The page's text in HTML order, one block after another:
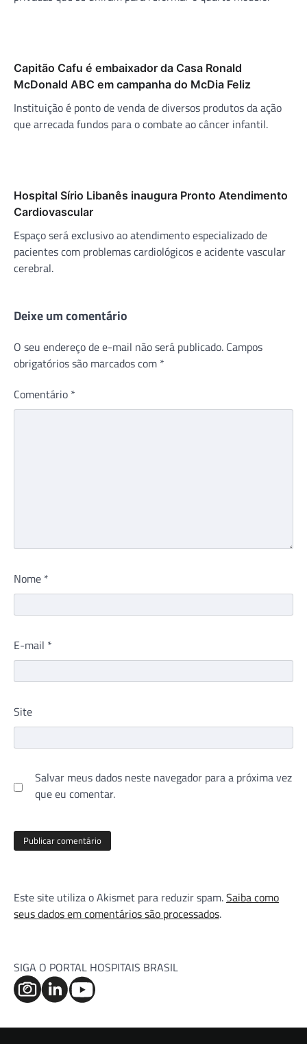
Capitão Cafu é embaixador da Casa Ronald
McDonald ABC em campanha do McDia Feliz
Instituição é ponto de venda de diversos produtos da ação
que arrecada fundos para o combate ao câncer infantil.
Hospital Sírio Libanês inaugura Pronto Atendimento
Cardiovascular
Espaço será exclusivo ao atendimento especializado de
pacientes com problemas cardiológicos e acidente vascular
cerebral.
Deixe um comentário
O seu endereço de e-mail não será publicado. Campos
obrigatórios são marcados com *
Comentário *
Nome *
E-mail *
Site
Salvar meus dados neste navegador para a próxima vez
que eu comentar.
Este site utiliza o Akismet para reduzir spam.Saiba como
seus dados em comentários são processados.
SIGA O PORTAL HOSPITAIS BRASIL